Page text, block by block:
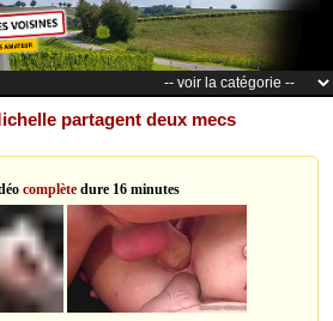
partagent deux mecs
complètedure 16 minutes